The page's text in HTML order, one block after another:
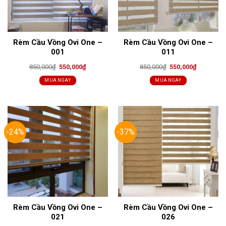
Rèm Cầu Vồng Ovi One –
001
850,000₫ Original
was:
850,000₫.
550,000₫Current
MUA NGAY
Rèm Cầu Vồng Ovi One –
011
850,000₫ Original
was:
850,000₫.
550,000₫Current
MUA NGAY
-24%
Rèm Cầu Vồng Ovi One –
021
-37%
Rèm Cầu Vồng Ovi One –
026